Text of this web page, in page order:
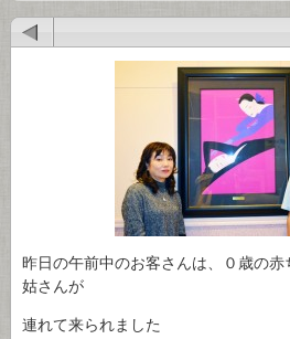
昨日の午前中のお客さんは、０歳の
姑さんが
連れて来られました